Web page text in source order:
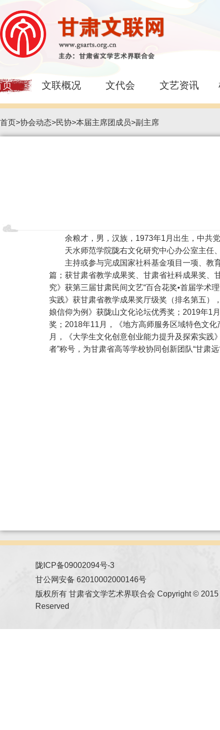
页 文联概况 文代会 文艺资讯
首页>协会动态>民协>本届主席团成员>副主席
余粮才，男，汉族，1973年1月出生，中共
天水师范学院陇右文化研究中心办公室主任
主持或参与完成国家社科基金项目一项、教
篇；获甘肃省教学成果奖、甘肃省社科成果奖、
究》获第三届甘肃民间文艺“百合花奖•首届学术
实践》获甘肃省教学成果奖厅级奖（排名第五
娘信仰为例》获陇山文化论坛优秀奖；2019年1
奖；2018年11月，《地方高师服务区域特色文
月，《大学生文化创意创业能力提升及探索实践
者”称号，为甘肃省高等学校协同创新团队“甘肃
陇ICP备09002094号-3
甘公网安备 62010002000146号
版权所有 甘肃省文学艺术界联合会 Copyright ©
Reserved